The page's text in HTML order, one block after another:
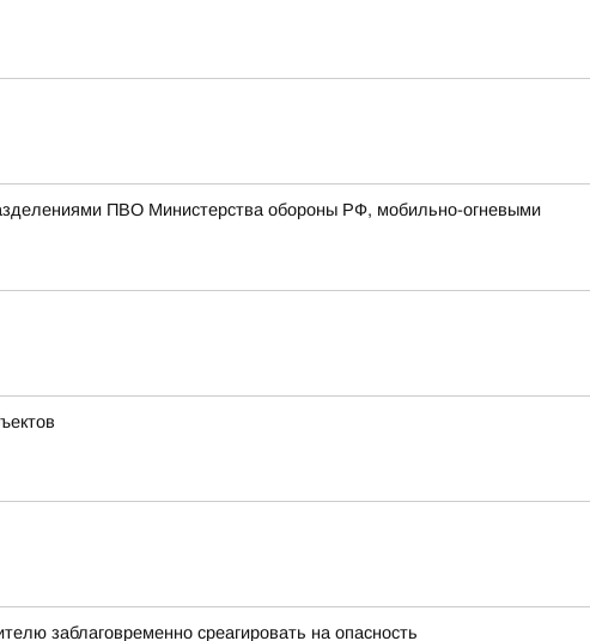
ПВО Министерства обороны РФ, мобильно-огневыми
заблаговременно среагировать на опасность